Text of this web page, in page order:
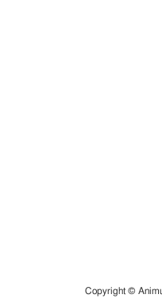
Copyright ©